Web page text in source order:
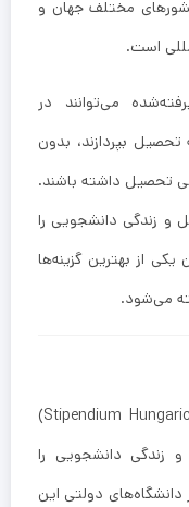
مختلف جهان و
است.
می‌توانند در
بپردازند، بدون
تحصیل داشته باشند.
و زندگی دانشجویی را
از بهترین گزینه‌ها
می‌شود.
بورسیه فول فاند دولت مجارستان (Stipendium Hungaricum)
زندگی دانشجویی را
دولتی این